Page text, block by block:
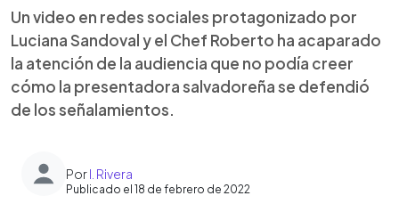
Un video en redes sociales protagonizado por
Luciana Sandoval y el Chef Roberto ha acaparado
la atención de la audiencia que no podía creer
cómo la presentadora salvadoreña se defendió
de los señalamientos.
PorI. Rivera
Publicado el 18 de febrero de 2022